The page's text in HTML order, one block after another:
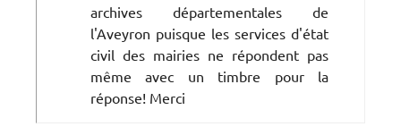
archives départementales de
l'Aveyron puisque les services d'état
civil des mairies ne répondent pas
même avec un timbre pour la
réponse! Merci